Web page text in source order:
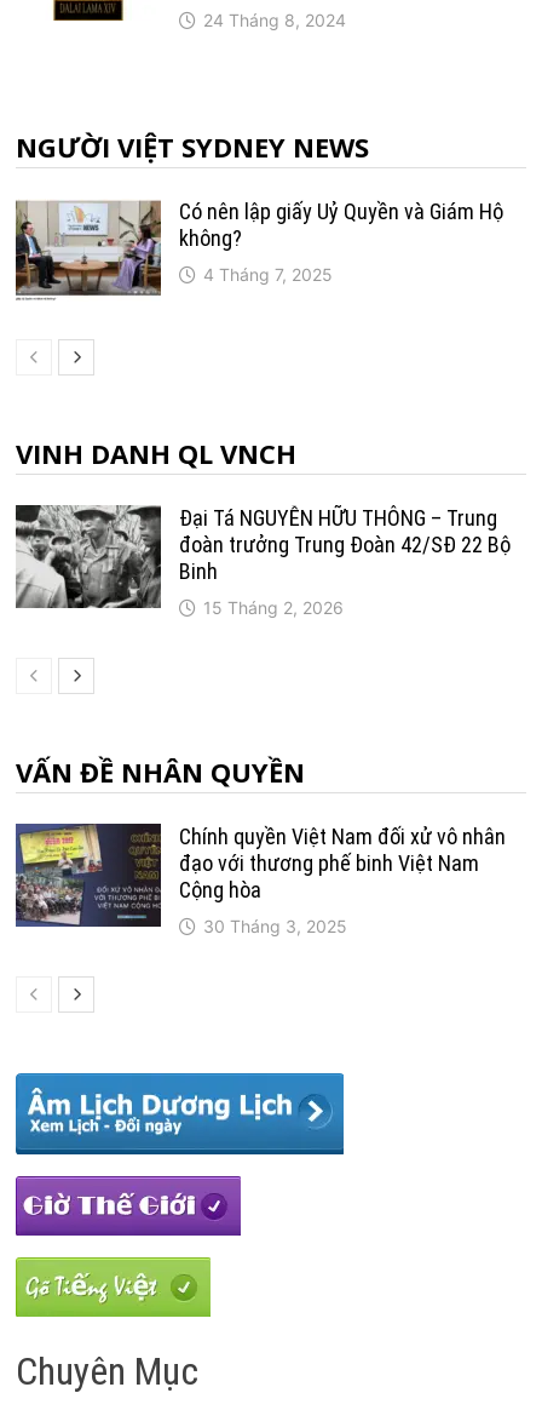
24 Tháng 8, 2024
NGƯỜI VIỆT SYDNEY NEWS
Có nên lập giấy Uỷ Quyền và Giám Hộ
không?
4 Tháng 7, 2025
VINH DANH QL VNCH
Đại Tá NGUYỄN HỮU THÔNG – Trung
đoàn trưởng Trung Ðoàn 42/SÐ 22 Bộ
Binh
15 Tháng 2, 2026
VẤN ĐỀ NHÂN QUYỀN
Chính quyền Việt Nam đối xử vô nhân
đạo với thương phế binh Việt Nam
Cộng hòa
30 Tháng 3, 2025
Chuyên Mục